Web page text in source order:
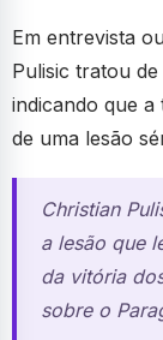
Em entrevista
Pulisic tratou
indicando que
de uma lesão
Christian
a lesão que
da vitória
sobre o